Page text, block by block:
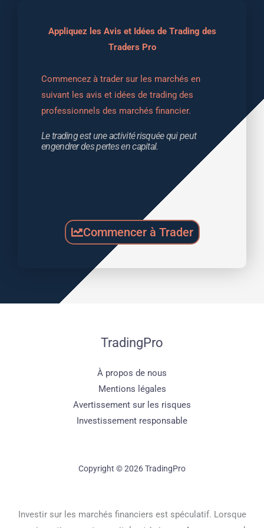
Appliquez les Avis et Idées de Trading des
Traders Pro
Commencez à trader sur les marchés en
suivant les avis et idées de trading des
professionnels des marchés financier.
Le trading est une activité risquée qui peut
engendrer des pertes en capital.
Commencer à Trader
TradingPro
À propos de nous
Mentions légales
Avertissement sur les risques
Investissement responsable
Copyright © 2026 TradingPro
Investir sur les marchés financiers est spéculatif. Lorsque